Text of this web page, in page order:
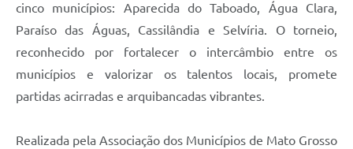
cinco municípios: Aparecida do Taboado, Água Clara,
Paraíso das Águas, Cassilândia e Selvíria. O torneio,
reconhecido por fortalecer o intercâmbio entre os
municípios e valorizar os talentos locais, promete
partidas acirradas e arquibancadas vibrantes.
Realizada pela Associação dos Municípios de Mato Grosso